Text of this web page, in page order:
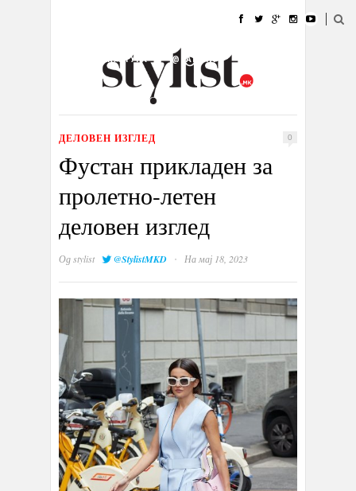
УБАВИНА
КУЛТУРА @РАБОТА
ИЗЛОГ
ДЕЛОВЕН ИЗГЛЕД 0
Фустан прикладен за
пролетно-летен
деловен изглед
Одstylist @StylistMKD · На мај 18, 2023